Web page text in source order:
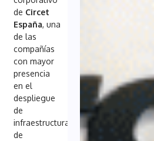
de Circet
España, una
de las
compañías
con mayor
presencia
en el
despliegue
de
infraestructuras
de